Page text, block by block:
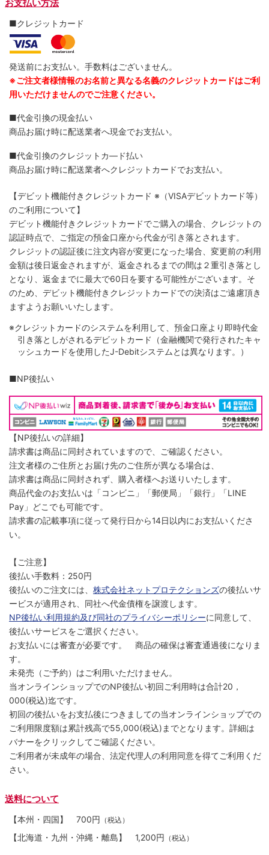
お支払い方法
■クレジットカード
発送前にお支払い。手数料はございません。
※ご注文者様情報のお名前と異なる名義のクレジットカードはご利
用いただけませんのでご注意ください。
■代金引換の現金払い
商品お届け時に配送業者へ現金でお支払い。
■代金引換のクレジットカ―ド払い
商品お届け時に配送業者へクレジットカードでお支払い。
【デビット機能付きクレジットカード ※（VISAデビットカード等）
のご利用について】
デビット機能付きクレジットカードでご購入の場合、クレジットの
認証時点で、ご指定の預金口座から代金が引き落とされます。
クレジットの認証後に注文内容が変更になった場合、変更前の利用
金額は後日返金されますが、返金されるまでの間は２重引き落とし
となり、返金までに最大で60日を要する可能性がございます。そ
のため、デビット機能付きクレジットカードでの決済はご遠慮頂き
ますようお願いいたします。
※クレジットカードのシステムを利用して、預金口座より即時代金
引き落としがされるデビットカード（金融機関で発行されたキャ
ッシュカードを使用したJ-Debitシステムとは異なります。）
■NP後払い
【NP後払いの詳細】
請求書は商品に同封されていますので、ご確認ください。
注文者様のご住所とお届け先のご住所が異なる場合は、
請求書は商品に同封されず、購入者様へお送りいたします。
商品代金のお支払いは「コンビニ」「郵便局」「銀行」「LINE
Pay」どこでも可能です。
請求書の記載事項に従って発行日から14日以内にお支払いくださ
い。
【ご注意】
後払い手数料：250円
後払いのご注文には、 株式会社ネットプロテクションズの後払いサ
ービスが適用され、同社へ代金債権を譲渡します。
NP後払い利用規約及び同社のプライバシーポリシーに同意して、
後払いサービスをご選択ください。
お支払いには審査が必要です。 商品の確保は審査通過後になりま
す。
未発売（ご予約）はご利用いただけません。
当オンラインショップでのNP後払い初回ご利用時は合計20，
000(税込)迄です。
初回の後払いをお支払後につきましての当オンラインショップでの
ご利用限度額は累計残高で55,000(税込)までとなります。詳細は
バナーをクリックしてご確認ください。
ご利用者が未成年の場合、法定代理人の利用同意を得てご利用くだ
さい。
送料について
【本州・四国】 700円 （税込）
【北海道・九州・沖縄・離島】 1,200円 （税込）